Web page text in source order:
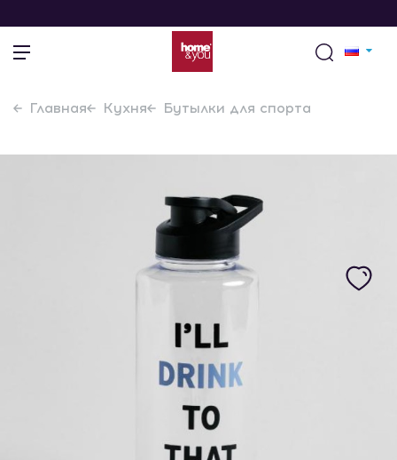
Главная Кухня Бутылки для спорта